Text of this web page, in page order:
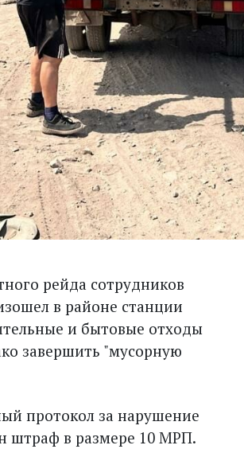
рейда сотрудников
в районе станции
и бытовые отходы
завершить "мусорную
протокол за нарушение
штраф в размере 10 МРП.